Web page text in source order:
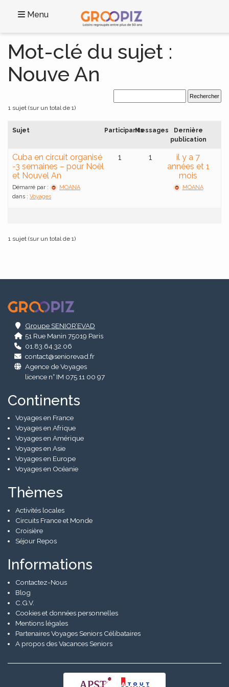
Menu
Mot-clé du sujet :
Nouve An
1 sujet (sur un total de 1)
Sujet ParticipantsMessages
Dernière
publication
Cuba en circuit organisé
-3 semaines – pour Noël
et Nouvel An
Démarré par :
MOANA
dans : Voyages
1 1
il y a 7
années et 1
mois
MOANA
1 sujet (sur un total de 1)
Groupe SENIOR’EVAD
51 Rue Manin 75019 Paris
01.83.64.32.06
contact@seniorevad.fr
Agence de Voyages
licence n° IM 075 11 00 97
Continents
Voyages en France
Voyages en Afrique
Voyages en Amérique
Voyages en Asie
Voyages en Europe
Voyages en Océanie
Thèmes
Activités locales
Circuits France et Monde
Croisière
Séjour Repos
Informations
Contactez-Nous
Blog
C.G.V.
Cookies et données personnelles
Mentions légales
Partenaires Voyages Seniors Célibataires
A propos des Vacances Seniors